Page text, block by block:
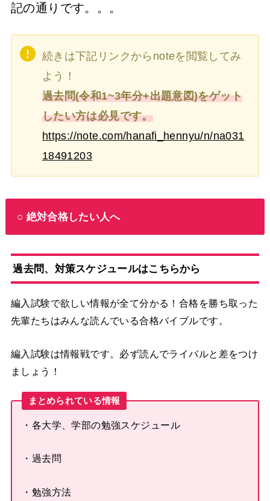
記の通りです。。。
続きは下記リンクからnoteを閲覧してみ
よう！
過去問(令和1~3年分+出題意図)をゲット
したい方は必見です。
https://note.com/hanafi_hennyu/n/na031
18491203
○ 絶対合格したい人へ
過去問、対策スケジュールはこちらから
編入試験で欲しい情報が全て分かる！合格を勝ち取った
先輩たちはみんな読んでいる合格バイブルです。
編入試験は情報戦です。必ず読んでライバルと差をつけ
ましょう！
まとめられている情報
・各大学、学部の勉強スケジュール
・過去問
・勉強方法